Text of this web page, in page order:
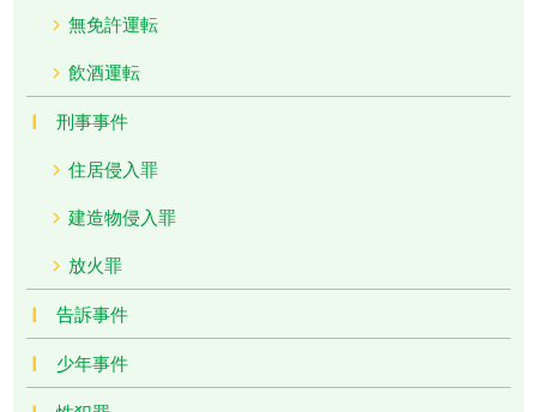
無免許運転
飲酒運転
刑事事件
住居侵入罪
建造物侵入罪
放火罪
告訴事件
少年事件